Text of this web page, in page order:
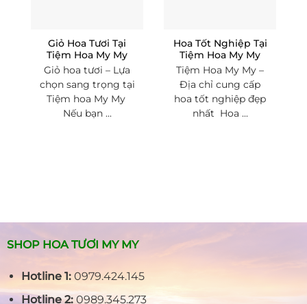
Giỏ Hoa Tươi Tại
Tiệm Hoa My My
Giỏ hoa tươi – Lựa
chọn sang trọng tại
Tiệm hoa My My
Nếu bạn ...
Hoa Tốt Nghiệp Tại
Tiệm Hoa My My
Tiệm Hoa My My –
Địa chỉ cung cấp
hoa tốt nghiệp đẹp
nhất Hoa ...
SHOP HOA TƯƠI MY MY
Hotline 1:0979.424.145
Hotline 2:0989.345.273